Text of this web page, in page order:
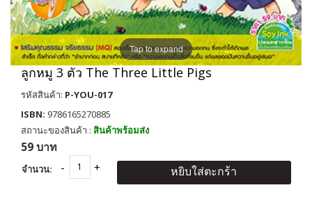
Tap to expand
ลูกหมู 3 ตัว The Three Little Pigs
รหัสสินค้า: P-YOU-017
ISBN: 9786165270885
สถานะของสินค้า : สินค้าพร้อมส่ง
59 บาท
จำนวน: หยิบใส่ตะกร้า